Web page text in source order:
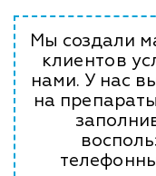
Мы создали
клиентов
нами. У нас
на